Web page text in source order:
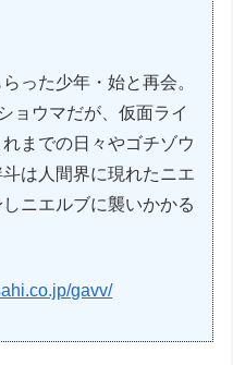
った少年・始と再会。
ョウマだが、仮面ライ
までの日々やゴチゾウ
は人間界に現れたニエ
ニエルブに襲いかかる
gavv/